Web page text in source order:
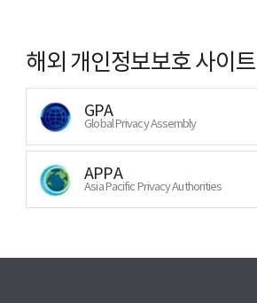
해외 개인정보보호 사이트
GPA
Global Privacy Assembly
APPA
Asia Pacific Privacy Authorities